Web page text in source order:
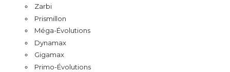
Zarbi
Prismillon
Méga-Évolutions
Dynamax
Gigamax
Primo-Évolutions